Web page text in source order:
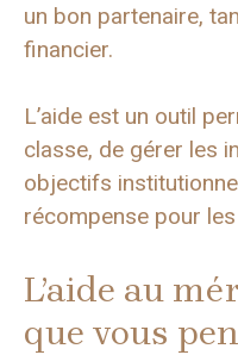
un bon partenaire,
financier.
L’aide est un outil
classe, de gérer les
objectifs
récompense pour
L’aide au
que vous